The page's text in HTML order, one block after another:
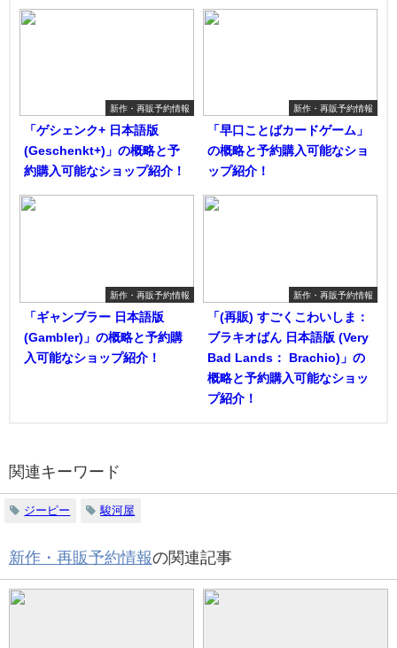
新作・再販予約情報
「ゲシェンク+ 日本語版
(Geschenkt+)」の概略と予
約購入可能なショップ紹介！
新作・再販予約情報
「早口ことばカードゲーム」
の概略と予約購入可能なショ
ップ紹介！
新作・再販予約情報
「ギャンブラー 日本語版
(Gambler)」の概略と予約購
入可能なショップ紹介！
新作・再販予約情報
「(再販) すごくこわいしま：
ブラキオばん 日本語版 (Very
Bad Lands： Brachio)」の
概略と予約購入可能なショッ
プ紹介！
関連キーワード
ジーピー 駿河屋
新作・再販予約情報の関連記事